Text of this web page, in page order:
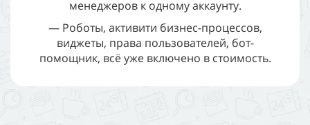
менеджеров к одному аккаунту.
— Роботы, активити бизнес-процессов,
виджеты, права пользователей, бот-
помощник, всё уже включено в стоимость.